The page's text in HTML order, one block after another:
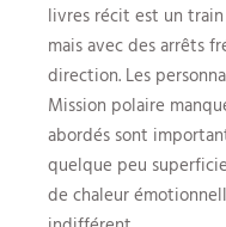
livres récit est un
mais avec des arrêts
direction. Les
Mission polaire
abordés sont
quelque peu
de chaleur